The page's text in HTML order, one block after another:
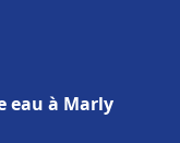
eau à Marly